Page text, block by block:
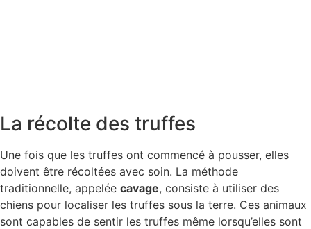
La récolte des truffes
Une fois que les truffes ont commencé à pousser, elles
doivent être récoltées avec soin. La méthode
traditionnelle, appelée cavage, consiste à utiliser des
chiens pour localiser les truffes sous la terre. Ces animaux
sont capables de sentir les truffes même lorsqu’elles sont